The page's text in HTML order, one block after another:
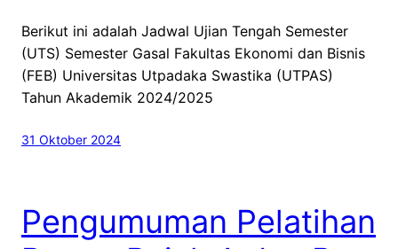
Berikut ini adalah Jadwal Ujian Tengah Semester
(UTS) Semester Gasal Fakultas Ekonomi dan Bisnis
(FEB) Universitas Utpadaka Swastika (UTPAS)
Tahun Akademik 2024/2025
31 Oktober 2024
Pengumuman Pelatihan